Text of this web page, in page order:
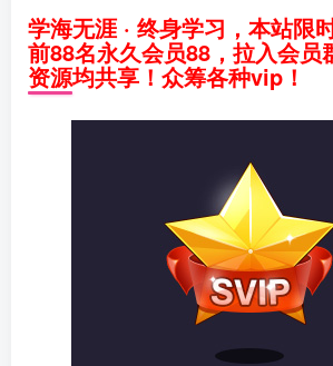
学海无涯 · 终身学习，本站限
前88名永久会员88，拉入会员
资源均共享！众筹各种vip！